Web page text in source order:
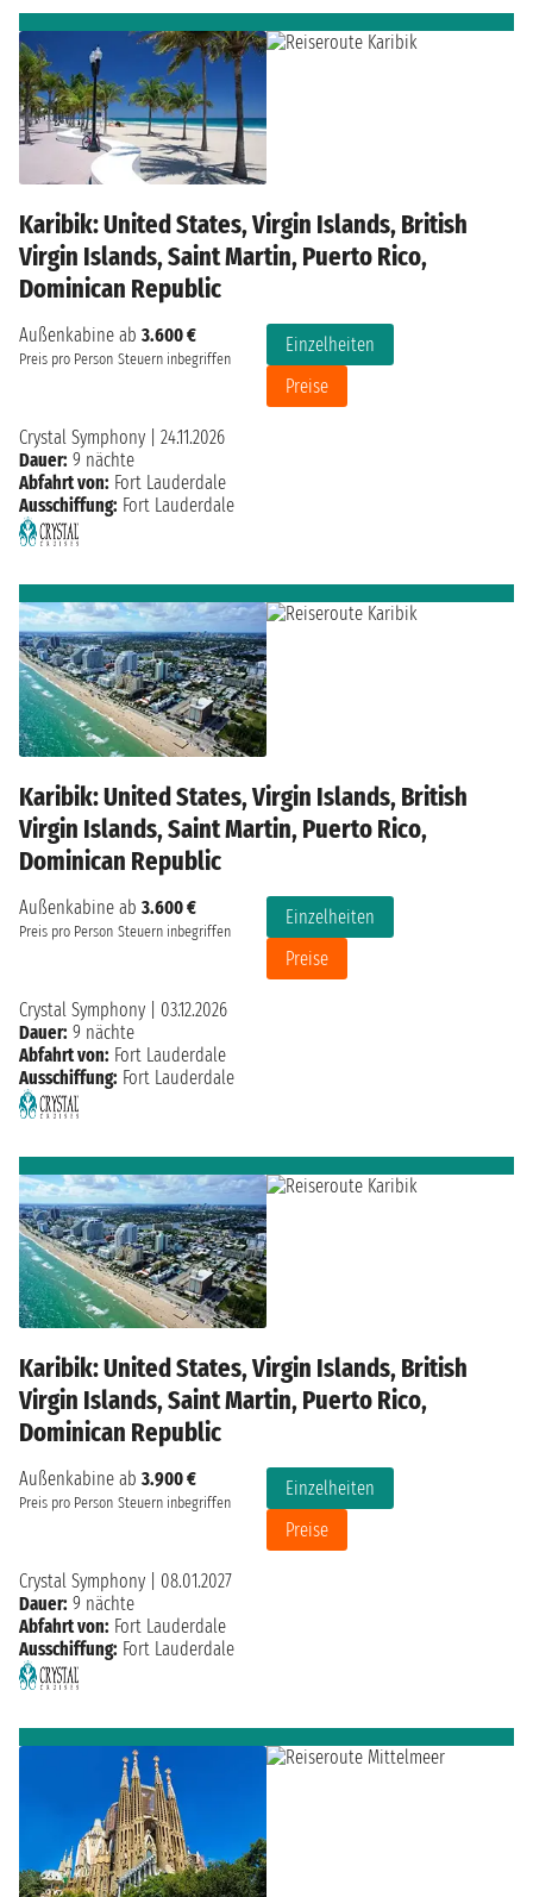
Karibik: United States, Virgin Islands, British
Virgin Islands, Saint Martin, Puerto Rico,
Dominican Republic
Außenkabine ab 3.600 €
Preis pro Person Steuern inbegriffen
Einzelheiten
Preise
Crystal Symphony
24.11.2026
Dauer: 9 nächte
Abfahrt von: Fort Lauderdale
Ausschiffung: Fort Lauderdale
Karibik: United States, Virgin Islands, British
Virgin Islands, Saint Martin, Puerto Rico,
Dominican Republic
Außenkabine ab 3.600 €
Preis pro Person Steuern inbegriffen
Einzelheiten
Preise
Crystal Symphony
03.12.2026
Dauer: 9 nächte
Abfahrt von: Fort Lauderdale
Ausschiffung: Fort Lauderdale
Karibik: United States, Virgin Islands, British
Virgin Islands, Saint Martin, Puerto Rico,
Dominican Republic
Außenkabine ab 3.900 €
Preis pro Person Steuern inbegriffen
Einzelheiten
Preise
Crystal Symphony
08.01.2027
Dauer: 9 nächte
Abfahrt von: Fort Lauderdale
Ausschiffung: Fort Lauderdale